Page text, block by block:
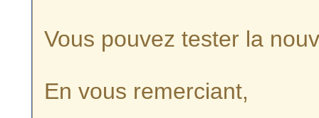
Vous pouvez tester la
En vous remerciant,